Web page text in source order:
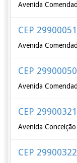
Avenida
CEP 29900051
Avenida
CEP 29900050
Avenida
CEP 29900321
Avenida
CEP 29900322